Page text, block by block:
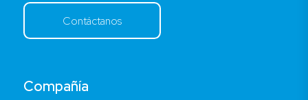
Compañía
Contáctanos